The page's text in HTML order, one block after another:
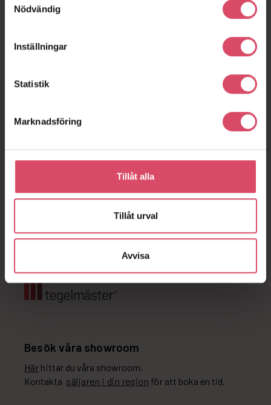
Nödvändig
Inställningar
Statistik
Marknadsföring
Tillåt alla
Tillåt urval
Avvisa
M2,5 – SKANÖR
M2,5 –
Vill du snacka tegel?
Kontakta oss direkt
Fyll i vårt kontaktformulär
Besök våra showroom
Här hittar du våra showroom.
Kontakta säljaren i din region för att boka en tid.